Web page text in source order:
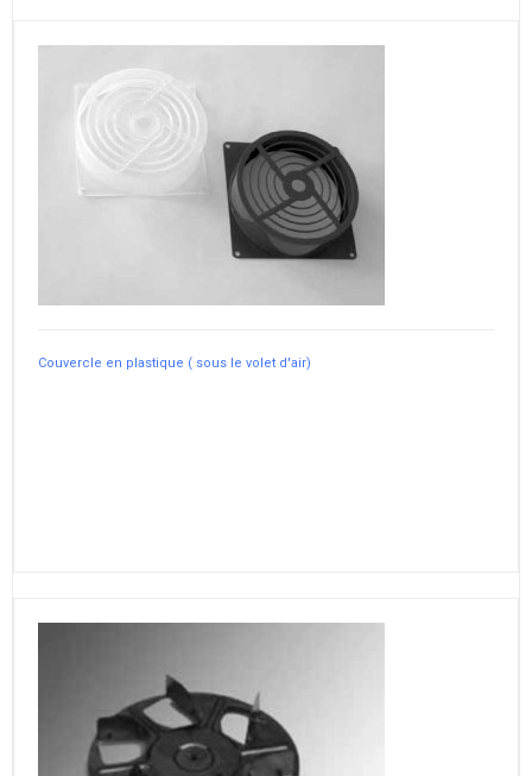
Couvercle en plastique ( sous le volet d'air)